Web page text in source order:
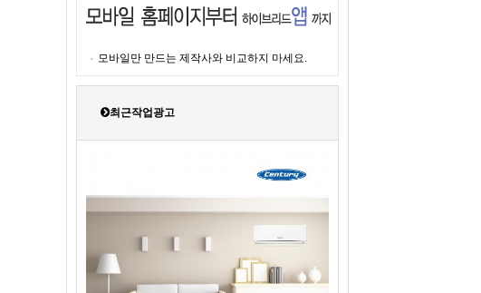
모바일만 만드는 제작사와 비교하지 마세요.
최근작업광고